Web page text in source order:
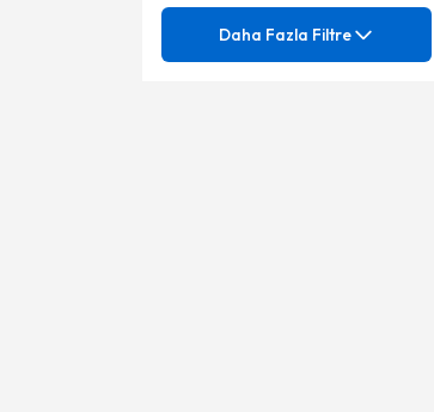
Klinik Psikolog
Psikoloji
Aile İçi İletişim Sorunları
Mezuniyet
Daha Fazla Filtre